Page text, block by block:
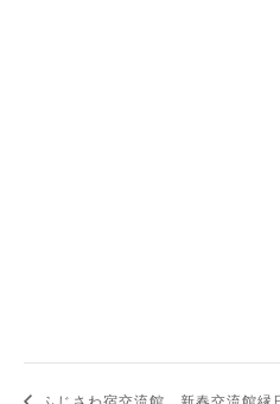
ふじさわ宿交流館 新春交流館縁